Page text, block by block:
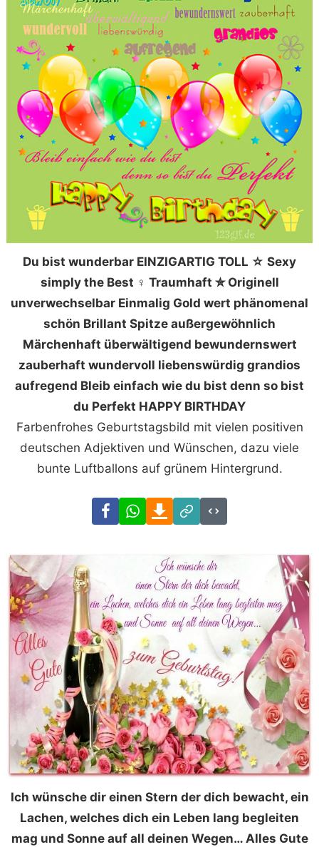
Du bist wunderbar EINZIGARTIG TOLL ☆ Sexy
simply the Best ♀ Traumhaft ✮ Originell
unverwechselbar Einmalig Gold wert phänomenal
schön Brillant Spitze außergewöhnlich
Märchenhaft überwältigend bewundernswert
zauberhaft wundervoll liebenswürdig grandios
aufregend Bleib einfach wie du bist denn so bist
du Perfekt HAPPY BIRTHDAY
Farbenfrohes Geburtstagsbild mit vielen positiven
deutschen Adjektiven und Wünschen, dazu viele
bunte Luftballons auf grünem Hintergrund.
FacebookWhatsAppDownload
Link
Code
Ich wünsche dir einen Stern der dich bewacht, ein
Lachen, welches dich ein Leben lang begleiten
mag und Sonne auf all deinen Wegen… Alles Gute